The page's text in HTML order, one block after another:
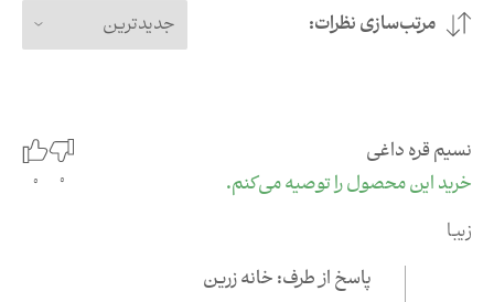
مرتب‌سازی نظرات: جدیدترین
نسیم قره داغی
خرید این محصول را توصیه می‌کنم.
0
0
زیبا
پاسخ از طرف: خانه زرین